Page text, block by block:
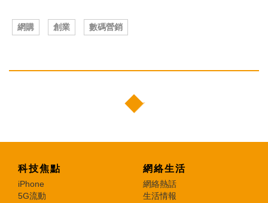
網購 創業 數碼營銷
科技焦點
iPhone
5G流動
網絡生活
網絡熱話
生活情報